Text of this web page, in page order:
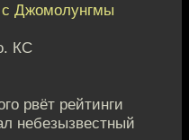
Джомолунгмы
КС
рвёт рейтинги
небезызвестный